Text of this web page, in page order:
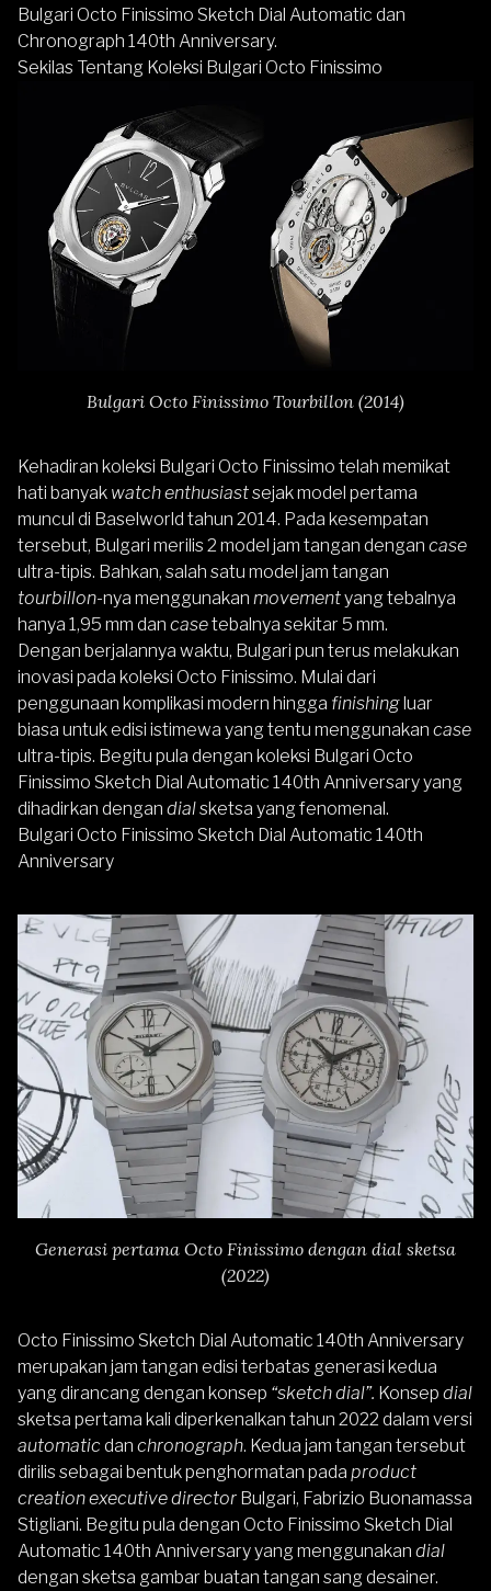
Bulgari Octo Finissimo Sketch Dial Automatic dan
Chronograph 140th Anniversary.
Sekilas Tentang Koleksi Bulgari Octo Finissimo
Bulgari Octo Finissimo Tourbillon (2014)
Kehadiran koleksi Bulgari Octo Finissimo telah memikat
hati banyak watch enthusiastsejak model pertama
muncul di Baselworld tahun 2014. Pada kesempatan
tersebut, Bulgari merilis 2 model jam tangan dengan case
ultra-tipis. Bahkan, salah satu model jam tangan
tourbillon-nya menggunakan movementyang tebalnya
hanya 1,95 mm dan casetebalnya sekitar 5 mm.
Dengan berjalannya waktu, Bulgari pun terus melakukan
inovasi pada koleksi Octo Finissimo. Mulai dari
penggunaan komplikasi modern hingga finishingluar
biasa untuk edisi istimewa yang tentu menggunakan case
ultra-tipis. Begitu pula dengan koleksi Bulgari Octo
Finissimo Sketch Dial Automatic 140th Anniversary yang
dihadirkan dengan dialsketsa yang fenomenal.
Bulgari Octo Finissimo Sketch Dial Automatic 140th
Anniversary
Generasi pertama Octo Finissimo dengan dial sketsa
(2022)
Octo Finissimo Sketch Dial Automatic 140th Anniversary
merupakan jam tangan edisi terbatas generasi kedua
yang dirancang dengan konsep “sketch dial”. Konsep dial
sketsa pertama kali diperkenalkan tahun 2022 dalam versi
automatic dan chronograph. Kedua jam tangan tersebut
dirilis sebagai bentuk penghormatan pada product
creation executive director Bulgari, Fabrizio Buonamassa
Stigliani. Begitu pula dengan Octo Finissimo Sketch Dial
Automatic 140th Anniversary yang menggunakan dial
dengan sketsa gambar buatan tangan sang desainer.